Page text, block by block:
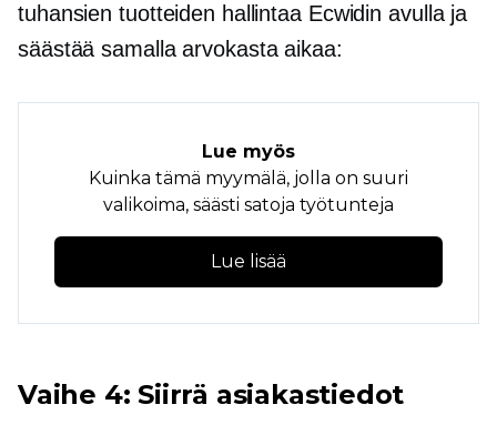
tuhansien tuotteiden hallintaa Ecwidin avulla ja
säästää samalla arvokasta aikaa:
Lue myös
Kuinka tämä myymälä, jolla on suuri
valikoima, säästi satoja työtunteja
Lue lisää
Vaihe 4: Siirrä asiakastiedot